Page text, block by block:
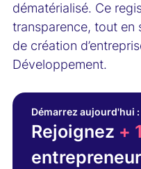
dématérialisé. Ce
transparence, tout en
de création
Développement.
Démarrez aujourd'hui :
Rejoignez +